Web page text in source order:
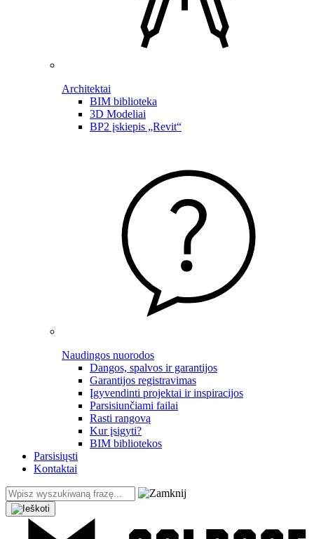
Architektai
BIM biblioteka
3D Modeliai
BP2 įskiepis „Revit“
Naudingos nuorodos
Dangos, spalvos ir garantijos
Garantijos registravimas
Įgyvendinti projektai ir inspiracijos
Parsisiunčiami failai
Rasti rangovą
Kur įsigyti?
BIM bibliotekos
Parsisiųsti
Kontaktai